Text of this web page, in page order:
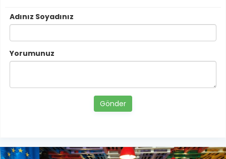
Adınız Soyadınız
Yorumunuz
Gönder